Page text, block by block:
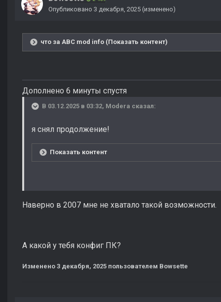
Опубликовано 3 декабря, 2025 (изменено)
что за ABC mod info (Показать контент)
Дополнено 6 минуты спустя
В 03.12.2025 в 03:32, Modera сказал:
я снял продолжение!
Показать контент
Наверно в 2007 мне не хватало такой возможности.
А какой у тебя конфиг ПК?
Изменено 3 декабря, 2025 пользователем Bowsette